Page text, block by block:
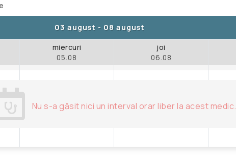
03 august - 08 august
miercuri
05.08
joi
06.08
Nu s-a găsit nici un interval orar liber la acest medic.